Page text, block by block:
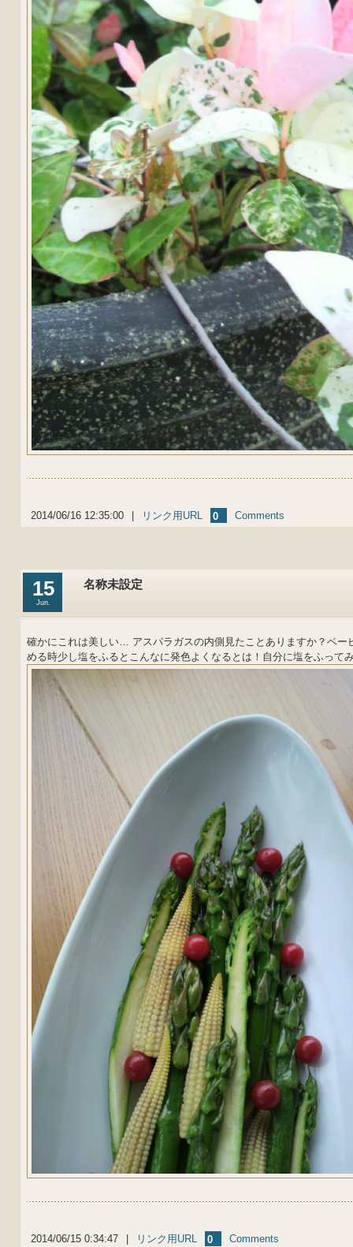
2014/06/16 12:35:00 リンク用URL 0 Comments
15
Jun.
名称未設定
確かにこれは美しい… アスパラガスの内側見たことありますか？ベ
める時少し塩をふるとこんなに発色よくなるとは！自分に塩をふって
2014/06/15 0:34:47 リンク用URL 0 Comments